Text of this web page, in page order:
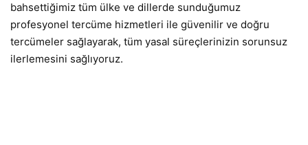
bahsettiğimiz tüm ülke ve dillerde sunduğumuz
profesyonel tercüme hizmetleri ile güvenilir ve doğru
tercümeler sağlayarak, tüm yasal süreçlerinizin sorunsuz
ilerlemesini sağlıyoruz.